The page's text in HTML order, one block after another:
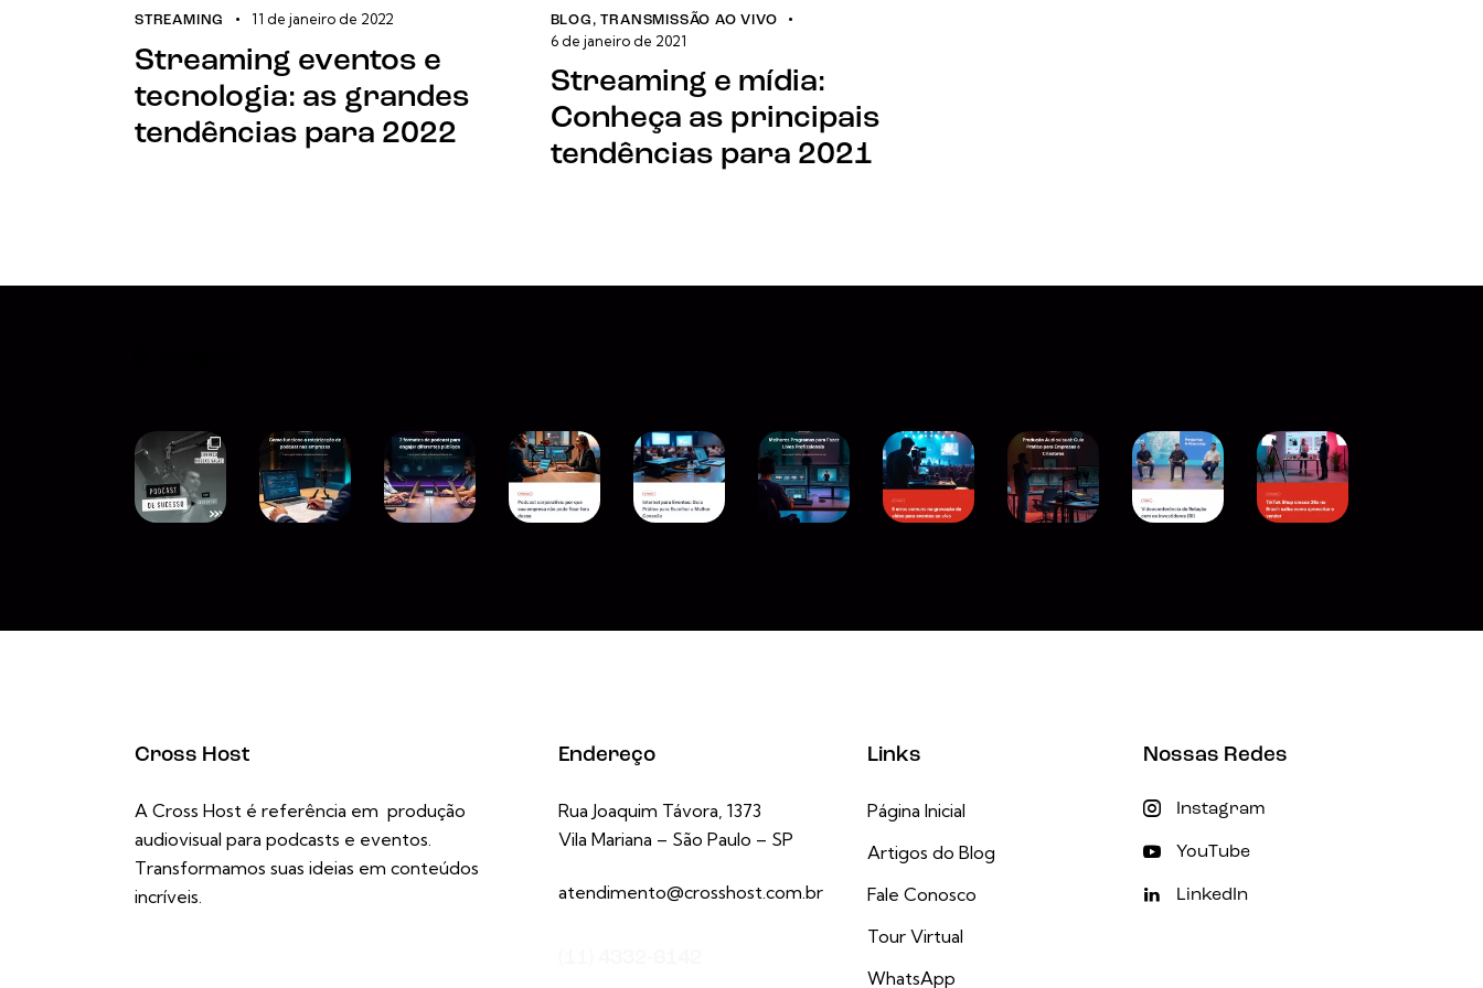
STREAMING 11 de janeiro de 2022
Streaming eventos e
tecnologia: as grandes
tendências para 2022
BLOG ,TRANSMISSÃO AO VIVO
6 de janeiro de 2021
Streaming e mídia:
Conheça as principais
tendências para 2021
Cross Host
A Cross Host é referência em produção
audiovisual para podcasts e eventos.
Transformamos suas ideias em conteúdos
incríveis.
Endereço
Rua Joaquim Távora, 1373
Vila Mariana – São Paulo – SP
atendimento@crosshost.com.br
Links
Página Inicial
Artigos do Blog
Fale Conosco
Tour Virtual
WhatsApp
Nossas Redes
Instagram
YouTube
LinkedIn